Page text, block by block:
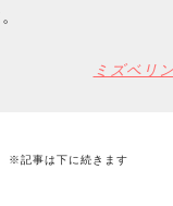
ミズベリ
※記事は下に続きます